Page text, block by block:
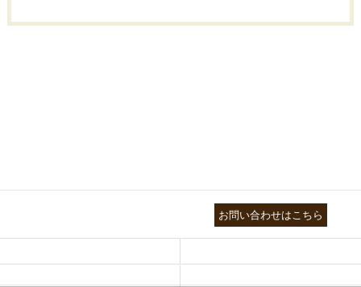
お問い合わせはこちら